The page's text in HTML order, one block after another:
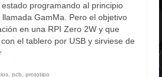
programando al principio
GamMa. Pero el objetivo
en una RPI Zero 2W y que
el tablero por USB y sirviese de
, pcb, prototipo